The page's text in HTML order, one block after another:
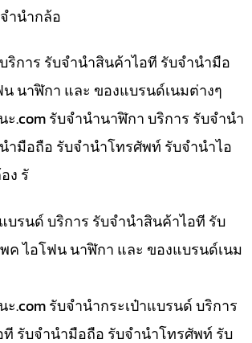
ำนำกล้อ
ริการ รับจำนำสินค้าไอที รับจำนำมือ
นาฬิกา และ ของแบรนด์เนมต่างๆ
.com รับจำนำนาฬิกา บริการ รับจำนำ
ำมือถือ รับจำนำโทรศัพท์ รับจำนำไอ
ง รั
บรนด์ บริการ รับจำนำสินค้าไอที รับ
ค ไอโฟน นาฬิกา และ ของแบรนด์เนม
.com รับจำนำกระเป๋าแบรนด์ บริการ
รับจำนำมือถือ รับจำนำโทรศัพท์ รับ